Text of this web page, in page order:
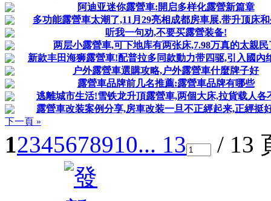
阿迪亚迷你露營車:開启多样化露營新篇章
多功能露營車太潮了,11月29亮相成都房車展,带升顶床
听我一句劝,不要买露營装备!
两层小露營車,可下地库有两张床,7.98万真的太親民
新款丰田海狮露營車!配普拉多同款動力带四驱,引入國內
户外露營車選購攻略,户外露營車什麼牌子好
露營車品牌前几名推薦:露營車品牌有哪些
逃離城市生活!雪铁龙升頂露營車,两個大床,拉貨载人各
露營車改装案例分享,房車改装一旦不正經起来,正經挺
下一頁 »
12345678910... 13 / 13